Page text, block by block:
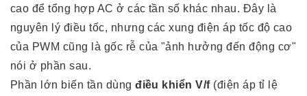
cao để tổng hợp AC ở các tần số khác nhau. Đây là
nguyên lý điều tốc, nhưng các xung điện áp tốc độ cao
của PWM cũng là gốc rễ của "ảnh hưởng đến động cơ"
nói ở phần sau.
Phần lớn biến tần dùngđiều khiển V/f(điện áp tỉ lệ